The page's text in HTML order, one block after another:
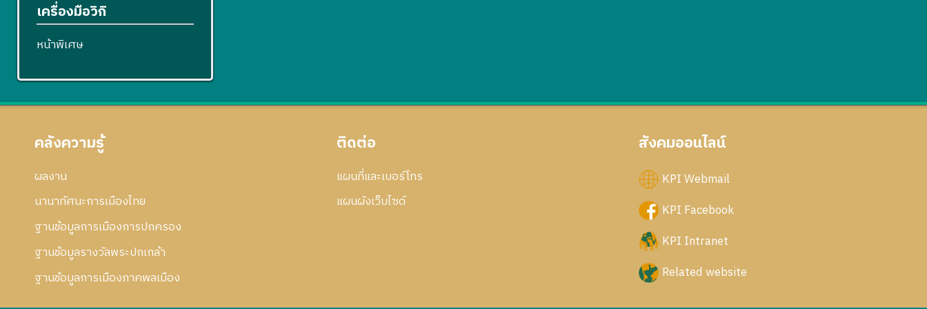
เครื่องมือวิกิ
หน้าพิเศษ
คลังความรู้
ผลงาน
นานาทัศนะการเมืองไทย
ฐานข้อมูลการเมืองการปกครอง
ฐานข้อมูลรางวัลพระปกเกล้า
ฐานข้อมูลการเมืองภาคพลเมือง
ติดต่อ
แผนที่และเบอร์โทร
แผนผังเว็บไซด์
สังคมออนไลน์
KPI Webmail
KPI Facebook
KPI Intranet
Related website